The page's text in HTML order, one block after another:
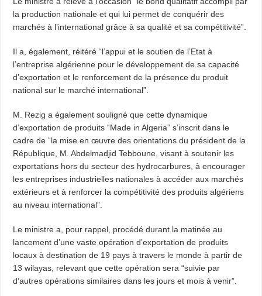
la production nationale et qui lui permet de conquérir des
marchés à l’international grâce à sa qualité et sa compétitivité”.
Il a, également, réitéré “l’appui et le soutien de l’Etat à
l’entreprise algérienne pour le développement de sa capacité
d’exportation et le renforcement de la présence du produit
national sur le marché international”.
M. Rezig a également souligné que cette dynamique
d’exportation de produits “Made in Algeria” s’inscrit dans le
cadre de “la mise en œuvre des orientations du président de la
République, M. Abdelmadjid Tebboune, visant à soutenir les
exportations hors du secteur des hydrocarbures, à encourager
les entreprises industrielles nationales à accéder aux marchés
extérieurs et à renforcer la compétitivité des produits algériens
au niveau international”.
Le ministre a, pour rappel, procédé durant la matinée au
lancement d’une vaste opération d’exportation de produits
locaux à destination de 19 pays à travers le monde à partir de
13 wilayas, relevant que cette opération sera “suivie par
d’autres opérations similaires dans les jours et mois à venir”.